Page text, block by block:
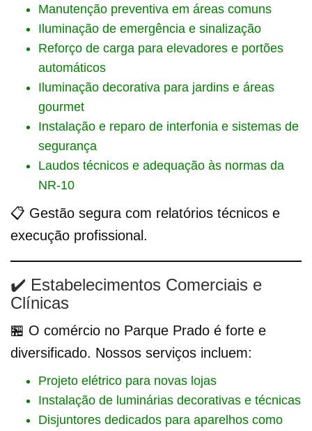
Manutenção preventiva em áreas comuns
Iluminação de emergência e sinalização
Reforço de carga para elevadores e portões
automáticos
Iluminação decorativa para jardins e áreas
gourmet
Instalação e reparo de interfonia e sistemas de
segurança
Laudos técnicos e adequação às normas da
NR-10
📋 Gestão segura com relatórios técnicos e
execução profissional.
✔️ Estabelecimentos Comerciais e
Clínicas
🏪 O comércio no Parque Prado é forte e
diversificado. Nossos serviços incluem:
Projeto elétrico para novas lojas
Instalação de luminárias decorativas e técnicas
Disjuntores dedicados para aparelhos como